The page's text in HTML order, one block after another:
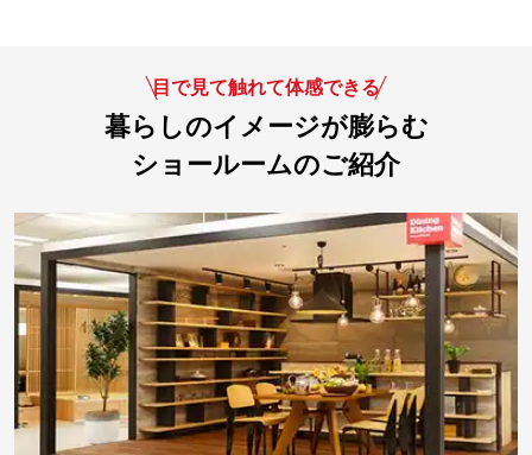
目で見て触れて体感できる
暮らしのイメージが膨らむ
ショールームのご紹介